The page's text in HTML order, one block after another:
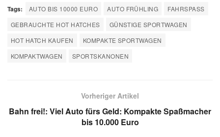
Tags: AUTO BIS 10000 EURO AUTO FRÜHLING
FAHRSPASS
GEBRAUCHTE HOT HATCHES
GÜNSTIGE SPORTWAGEN
HOT HATCH KAUFEN
KOMPAKTE SPORTWAGEN
KOMPAKTWAGEN
SPORTSKANONEN
Vorheriger Artikel
Bahn frei!: Viel Auto fürs Geld: Kompakte Spaßmacher
bis 10.000 Euro